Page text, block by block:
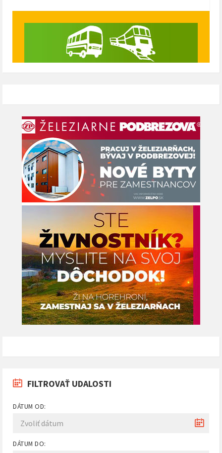
FILTROVAŤ UDALOSTI
DÁTUM OD:
DÁTUM DO: